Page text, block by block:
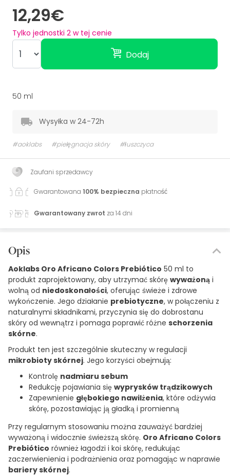
12,29€
Tylko jednostki 2 w tej cenie
Dodaj
50 ml
Wysyłka w 24-72h
#aoklabs #pielęgnacja skóry #łuszczyca
Zaufani sprzedawcy
Gwarantowana 100% bezpieczna płatność
Gwarantowany zwrot za 14 dni
Opis
Aoklabs Oro Africano Colors Prebiótico 50 ml to
produkt zaprojektowany, aby utrzymać skórę wyważoną i
wolną od niedoskonałości, oferując świeże i zdrowe
wykończenie. Jego działanie prebiotyczne, w połączeniu z
naturalnymi składnikami, przyczynia się do dobrostanu
skóry od wewnątrz i pomaga poprawić różne schorzenia
skórne.
Produkt ten jest szczególnie skuteczny w regulacji
mikrobioty skórnej. Jego korzyści obejmują:
Kontrolę nadmiaru sebum
Redukcję pojawiania się wyprysków trądzikowych
Zapewnienie głębokiego nawilżenia, które odżywia
skórę, pozostawiając ją gładką i promienną
Przy regularnym stosowaniu można zauważyć bardziej
wyważoną i widocznie świeższą skórę. Oro Africano Colors
Prebiótico również łagodzi i koi skórę, redukując
zaczerwienienia i podrażnienia oraz pomagając w naprawie
bariery skórnej.